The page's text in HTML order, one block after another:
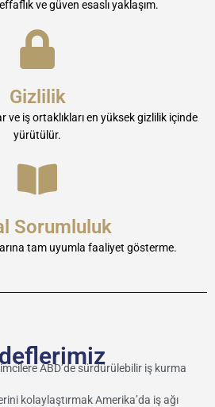
ve güven esaslı yaklaşım.
Gizlilik
ve iş ortaklıkları en yüksek gizlilik içinde
yürütülür.
Sorumluluk
tam uyumla faaliyet gösterme.
ABD’de sürdürülebilir iş kurma
kolaylaştırmak Amerika’da iş ağı